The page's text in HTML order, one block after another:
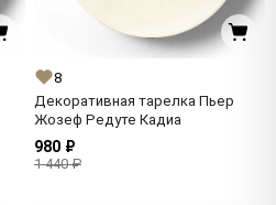
8
Декоративная тарелка Пьер
Жозеф Редуте Кадиа
980 ₽
1 440 ₽